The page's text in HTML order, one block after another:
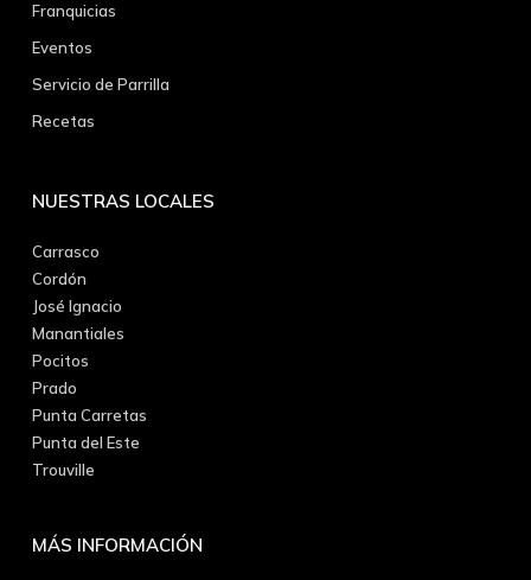
Franquicias
Eventos
Servicio de Parrilla
Recetas
NUESTRAS LOCALES
Carrasco
Cordón
José Ignacio
Manantiales
Pocitos
Prado
Punta Carretas
Punta del Este
Trouville
MÁS INFORMACIÓN